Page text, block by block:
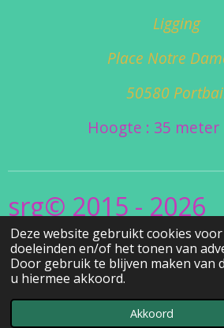
Deze website gebruikt cookies
doeleinden en/of het tonen van
Door gebruik te blijven maken van
u hiermee akkoord.
Akkoord
Ligging
Place Notre
50580
Hoogte : 35
srg© 2015 - 2026
www.Christel's
E-mailadres